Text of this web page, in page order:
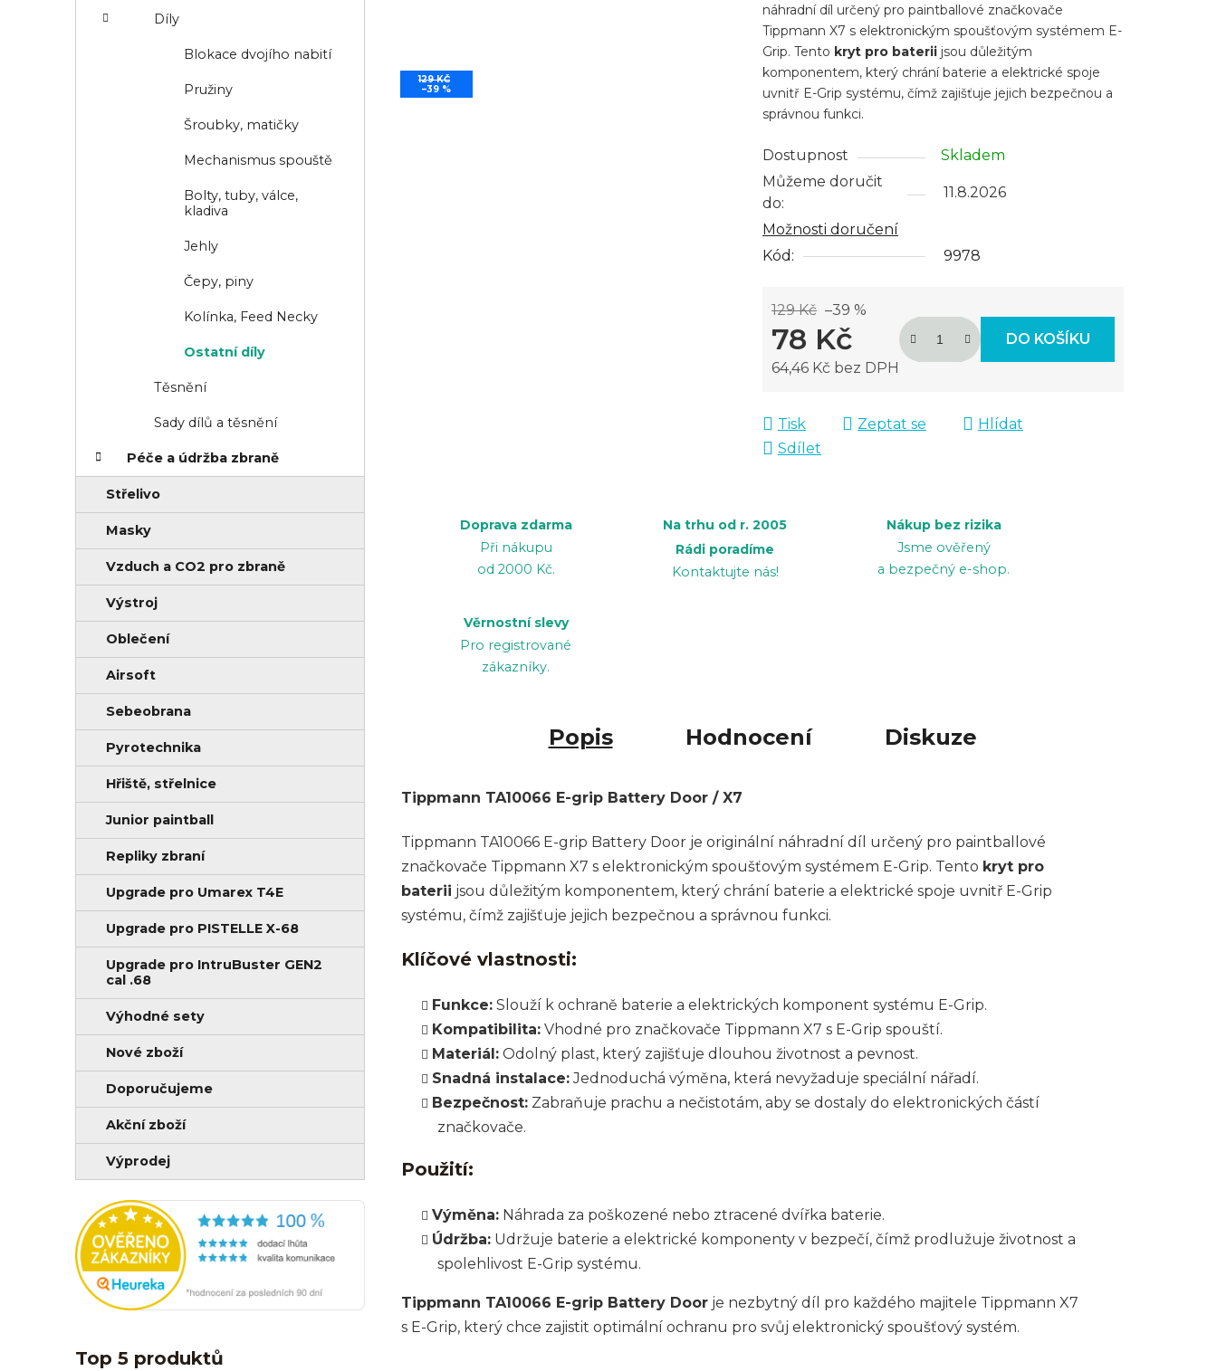
Díly
Blokace dvojího nabití
Pružiny
Šroubky, matičky
Mechanismus spouště
Bolty, tuby, válce,
kladiva
Jehly
Čepy, piny
Kolínka, Feed Necky
Ostatní díly
Těsnění
Sady dílů a těsnění
Péče a údržba zbraně
Střelivo
Masky
Vzduch a CO2 pro zbraně
Výstroj
Oblečení
Airsoft
Sebeobrana
Pyrotechnika
Hřiště, střelnice
Junior paintball
Repliky zbraní
Upgrade pro Umarex T4E
Upgrade pro PISTELLE X-68
Upgrade pro IntruBuster GEN2
cal .68
Výhodné sety
Nové zboží
Doporučujeme
Akční zboží
Výprodej
Top 5 produktů
0,0
z
5
hvězdiček.
náhradní díl určený pro paintballové značkovače
Tippmann X7 s elektronickým spoušťovým systémem E-
Grip. Tento kryt pro baterii jsou důležitým
komponentem, který chrání baterie a elektrické spoje
uvnitř E-Grip systému, čímž zajišťuje jejich bezpečnou a
správnou funkci.
Dostupnost
Skladem
Můžeme doručit
do:
11.8.2026
Možnosti doručení
Kód:
9978
129 Kč –39 %
78 Kč
64,46 Kč bez DPH
DO KOŠÍKU
Tisk Zeptat se
Hlídat
Sdílet
129 KČ
–39 %
Doprava zdarma
Při nákupu
od 2000 Kč.
Na trhu od r. 2005
Rádi poradíme
Kontaktujte nás!
Nákup bez rizika
Jsme ověřený
a bezpečný e-shop.
Věrnostní slevy
Pro registrované
zákazníky.
Popis Hodnocení Diskuze
Tippmann TA10066 E-grip Battery Door / X7
Tippmann TA10066 E-grip Battery Door je originální náhradní díl určený pro paintballové
značkovače Tippmann X7 s elektronickým spoušťovým systémem E-Grip. Tento kryt pro
baterii jsou důležitým komponentem, který chrání baterie a elektrické spoje uvnitř E-Grip
systému, čímž zajišťuje jejich bezpečnou a správnou funkci.
Klíčové vlastnosti:
Funkce: Slouží k ochraně baterie a elektrických komponent systému E-Grip.
Kompatibilita: Vhodné pro značkovače Tippmann X7 s E-Grip spouští.
Materiál: Odolný plast, který zajišťuje dlouhou životnost a pevnost.
Snadná instalace:Jednoduchá výměna, která nevyžaduje speciální nářadí.
Bezpečnost: Zabraňuje prachu a nečistotám, aby se dostaly do elektronických částí
značkovače.
Použití:
Výměna: Náhrada za poškozené nebo ztracené dvířka baterie.
Údržba: Udržuje baterie a elektrické komponenty v bezpečí, čímž prodlužuje životnost a
spolehlivost E-Grip systému.
Tippmann TA10066 E-grip Battery Door je nezbytný díl pro každého majitele Tippmann X7
s E-Grip, který chce zajistit optimální ochranu pro svůj elektronický spoušťový systém.